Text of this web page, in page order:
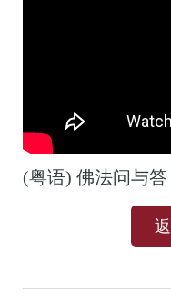
(粤语) 佛法问与答